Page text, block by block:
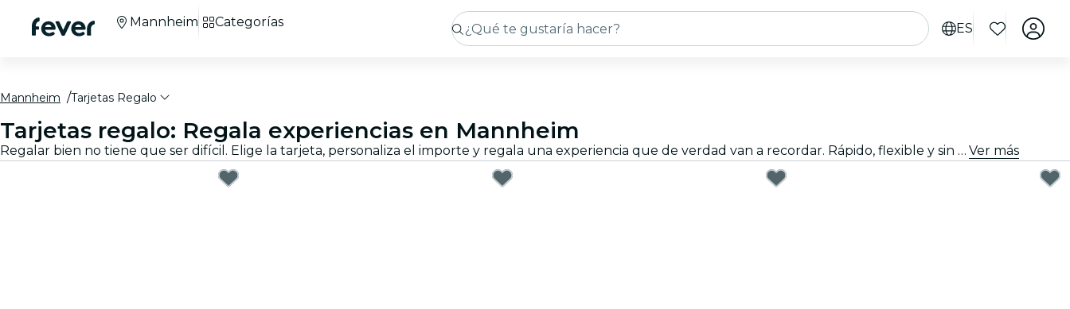
ES
Mannheim Categorías
Mannheim Tarjetas Regalo
Tarjetas regalo: Regala experiencias en Mannheim
Regalar bien no tiene que ser difícil. Elige la tarjeta, personaliza el importe y regala una experiencia que de verdad van a recordar. Rápido, flexible y sin margen de error. Ver más